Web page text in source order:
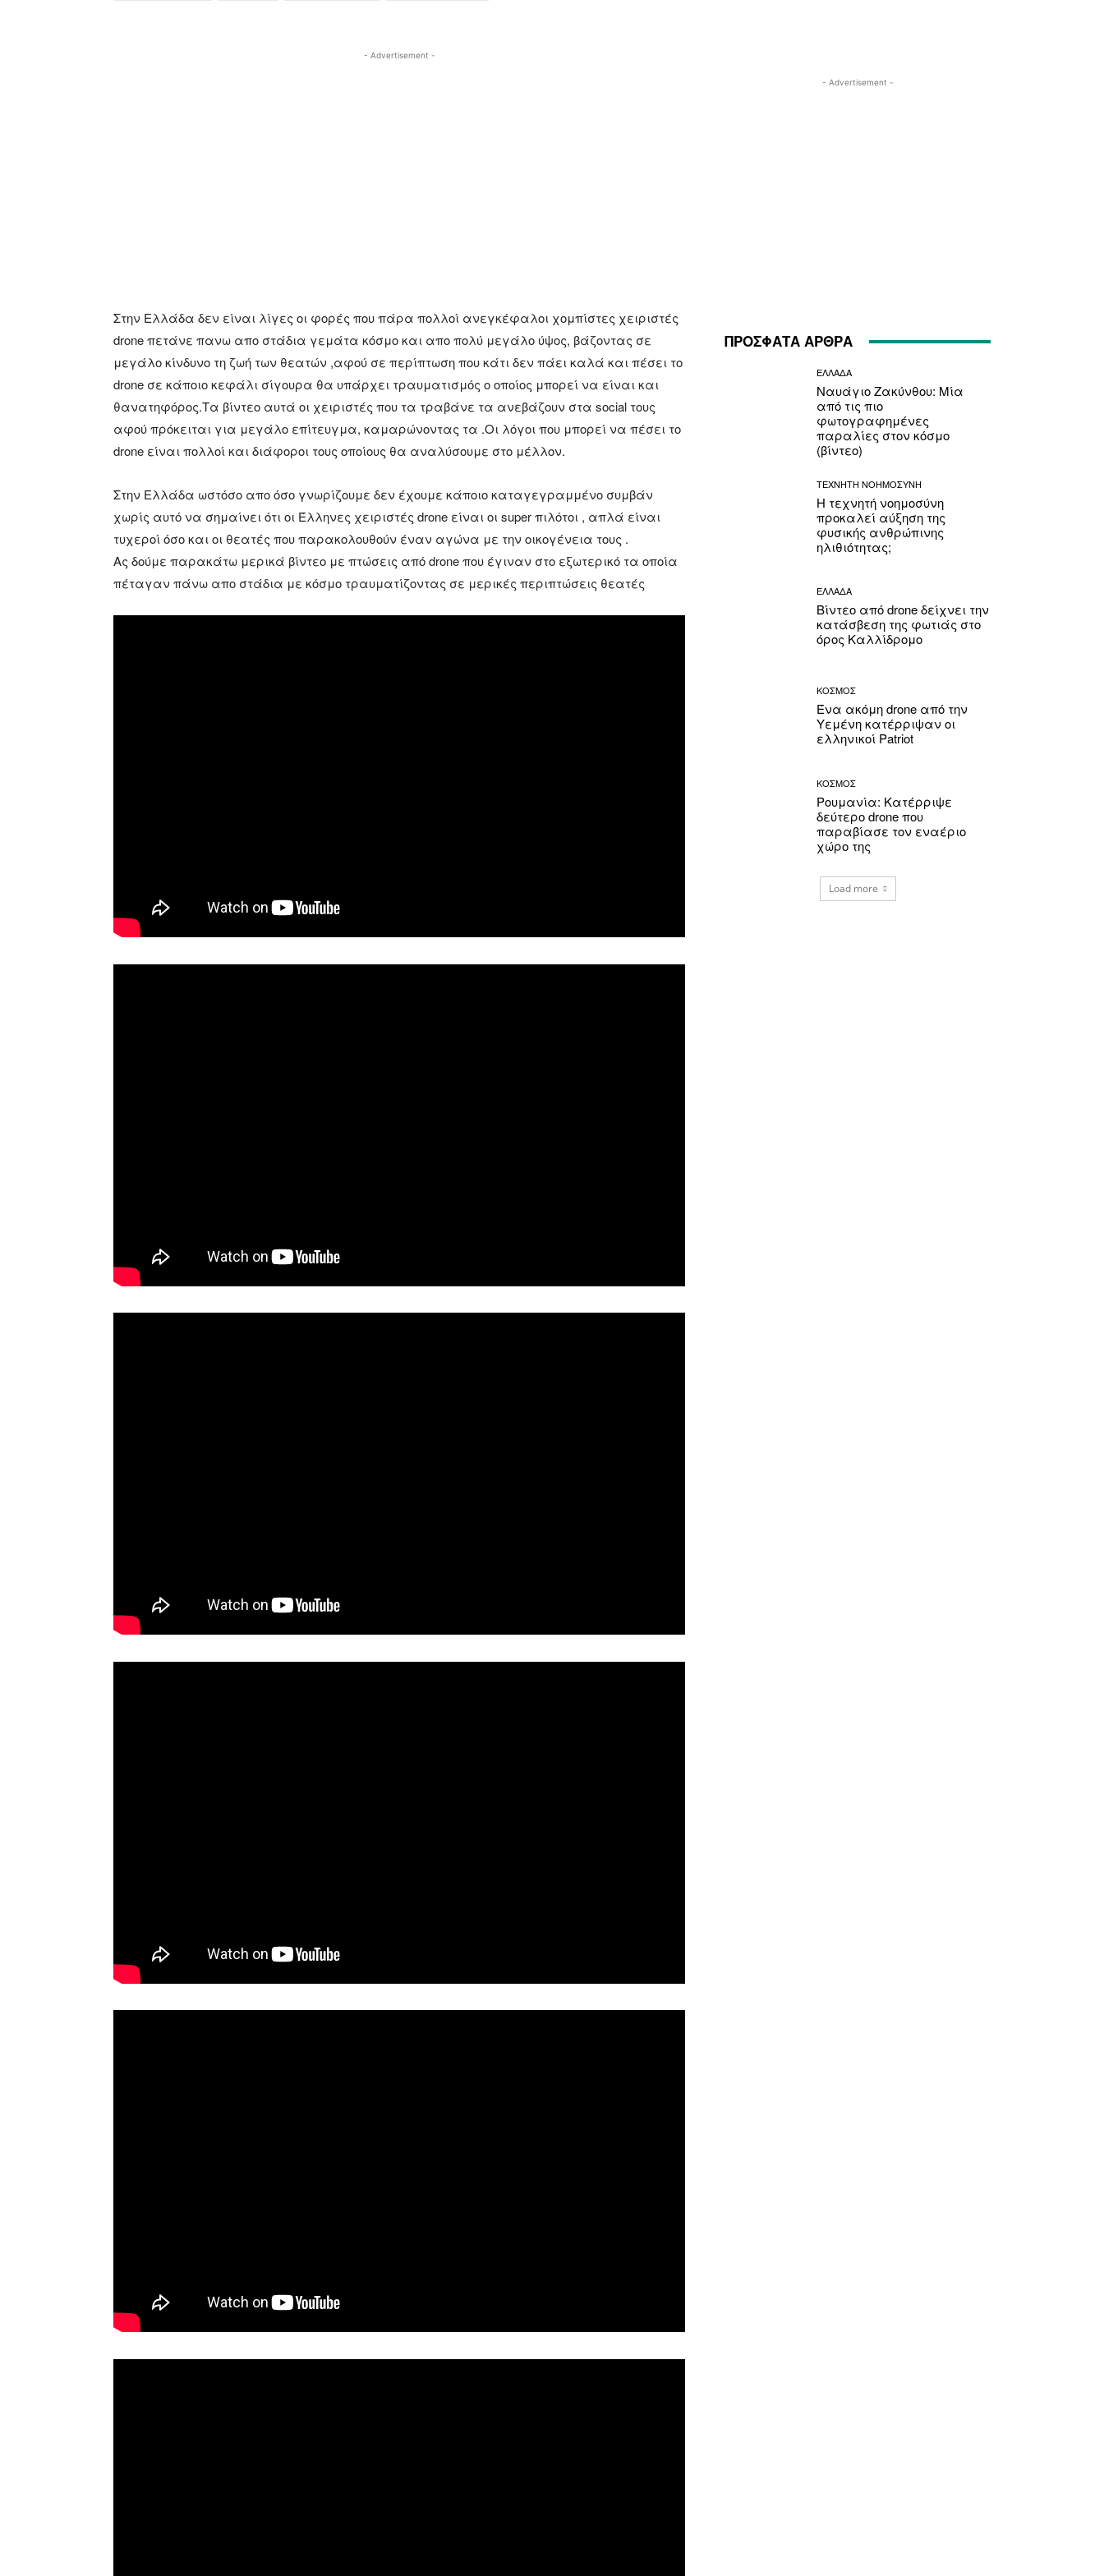
- Advertisement -
Στην Ελλάδα δεν είναι λίγες οι φορές που πάρα πολλοί ανεγκέφαλοι χομπίστες χειριστές
drone πετάνε πανω απο στάδια γεμάτα κόσμο και απο πολύ μεγάλο ύψος, βάζοντας σε
μεγάλο κίνδυνο τη ζωή των θεατών ,αφού σε περίπτωση που κάτι δεν πάει καλά και πέσει το
drone σε κάποιο κεφάλι σίγουρα θα υπάρχει τραυματισμός ο οποίος μπορεί να είναι και
θανατηφόρος.Τα βίντεο αυτά οι χειριστές που τα τραβάνε τα ανεβάζουν στα social τους
αφού πρόκειται για μεγάλο επίτευγμα, καμαρώνοντας τα .Οι λόγοι που μπορεί να πέσει το
drone είναι πολλοί και διάφοροι τους οποίους θα αναλύσουμε στο μέλλον.
Στην Ελλάδα ωστόσο απο όσο γνωρίζουμε δεν έχουμε κάποιο καταγεγραμμένο συμβάν
χωρίς αυτό να σημαίνει ότι οι Έλληνες χειριστές drone είναι οι super πιλότοι , απλά είναι
τυχεροί όσο και οι θεατές που παρακολουθούν έναν αγώνα με την οικογένεια τους .
Ας δούμε παρακάτω μερικά βίντεο με πτώσεις από drone που έγιναν στο εξωτερικό τα οποία
πέταγαν πάνω απο στάδια με κόσμο τραυματίζοντας σε μερικές περιπτώσεις θεατές
- Advertisement -
ΠΡΟΣΦΑΤΑ ΑΡΘΡΑ
ΕΛΛΑΔΑ
Ναυάγιο Ζακύνθου: Μία
από τις πιο
φωτογραφημένες
παραλίες στον κόσμο
(βίντεο)
ΤΕΧΝΗΤΗ ΝΟΗΜΟΣΥΝΗ
Η τεχνητή νοημοσύνη
προκαλεί αύξηση της
φυσικής ανθρώπινης
ηλιθιότητας;
ΕΛΛΑΔΑ
Βίντεο από drone δείχνει την
κατάσβεση της φωτιάς στο
όρος Καλλίδρομο
ΚΟΣΜΟΣ
Ένα ακόμη drone από την
Υεμένη κατέρριψαν οι
ελληνικοί Patriot
ΚΟΣΜΟΣ
Ρουμανία: Κατέρριψε
δεύτερο drone που
παραβίασε τον εναέριο
χώρο της
Load more